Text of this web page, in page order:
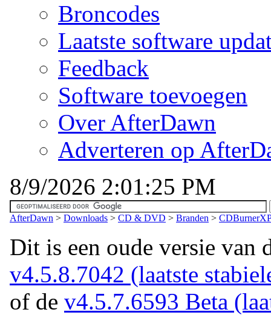
Broncodes
Laatste software
Feedback
Software toevoegen
Over AfterDawn
Adverteren op
8/9/2026 2:01:25 PM
AfterDawn > Downloads > CD & DVD > Branden >
Dit is een oude versie van
v4.5.8.7042 (laatste
of de v4.5.7.6593 Beta